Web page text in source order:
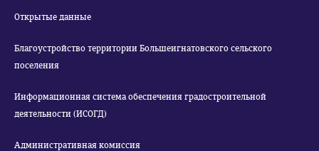
Открытые данные
Благоустройство территории Большеигнатовского сельского
поселения
Информационная система обеспечения градостроительной
деятельности (ИСОГД)
Административная комиссия